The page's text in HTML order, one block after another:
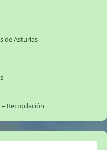
de Asturias
Recopilación